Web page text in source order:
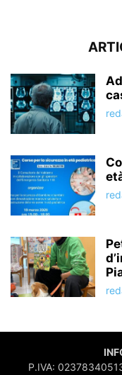
P.IVA: